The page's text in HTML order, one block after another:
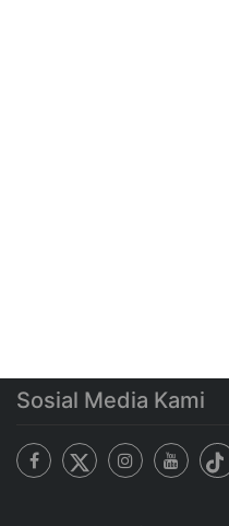
Sosial Media Kami